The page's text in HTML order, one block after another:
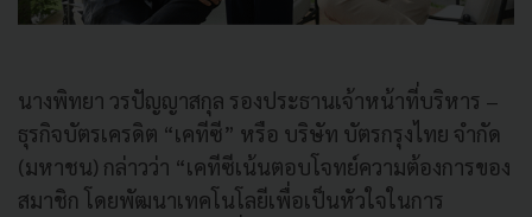
นางพิทยา วรปัญญาสกุล รองประธานเจ้าหน้าที่บริหาร –
ธุรกิจบัตรเครดิต “เคทีซี” หรือ บริษัท บัตรกรุงไทย จำกัด
(มหาชน) กล่าวว่า “เคทีซีเน้นตอบโจทย์ความต้องการของ
สมาชิก โดยพัฒนาเทคโนโลยีเพื่อเป็นหัวใจในการ